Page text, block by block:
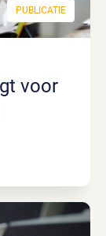
PUBLICATIE